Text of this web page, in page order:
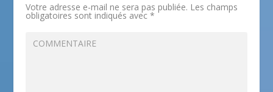
Votre adresse e-mail ne sera pas publiée. Les champs
obligatoires sont indiqués avec*